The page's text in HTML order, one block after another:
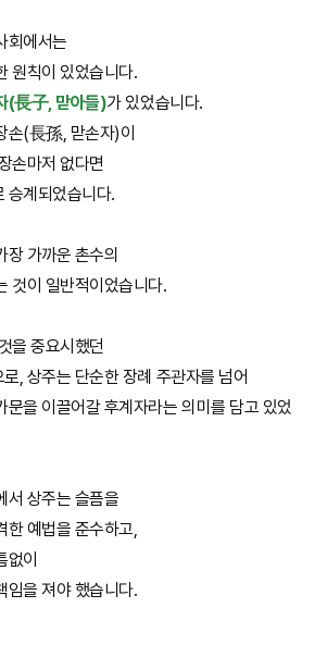
회에서는
원칙이 있었습니다.
(長子, 맏아들)가 있었습니다.
손(長孫, 맏손자)이
손마저 없다면
계되었습니다.
가까운 촌수의
것이 일반적이었습니다.
을 중요시했던
, 상주는 단순한 장례 주관자를 넘어
문을 이끌어갈 후계자라는 의미를 담고 있었
서 상주는 슬픔을
예법을 준수하고,
이
임을 져야 했습니다.